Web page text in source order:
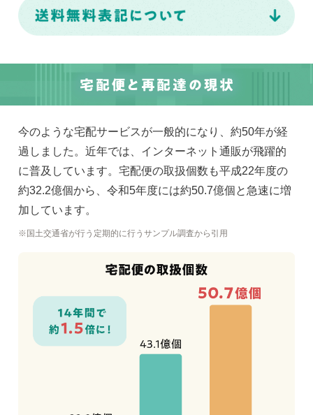
今のような宅配サービスが一般的になり、約50年が経
過しました。近年では、インターネット通販が飛躍的
に普及しています。宅配便の取扱個数も平成22年度の
約32.2億個から、令和5年度には約50.7億個と急速に増
加しています。
国土交通省が行う定期的に行うサンプル調査から引用